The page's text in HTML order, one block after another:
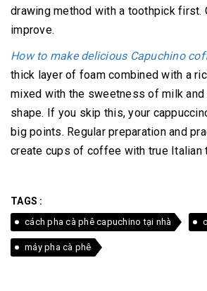
drawing method with a toothpick first.
improve.
How to make delicious Capuchino
thick layer of foam combined with a
mixed with the sweetness of milk and
shape. If you skip this, your
big points. Regular preparation and
create cups of coffee with true Italian
TAGS :
cách pha cà phê capuchino tại nhà
máy pha cà phê